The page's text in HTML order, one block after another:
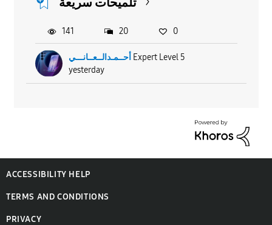
أحــمـدالــعــانـــي Expert Level 5
yesterday
141 20 0
ACCESSIBILITY HELP
TERMS AND CONDITIONS
PRIVACY